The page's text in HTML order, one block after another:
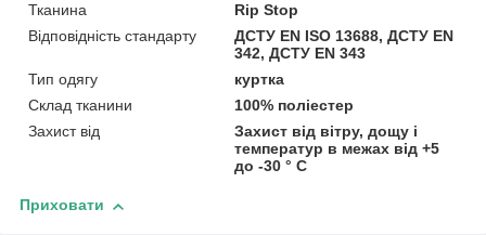
Тканина
Rip Stop
Відповідність стандарту
ДСТУ EN ISO 13688, ДСТУ EN
342, ДСТУ EN 343
Тип одягу
куртка
Склад тканини
100% поліестер
Захист від
Захист від вітру, дощу і
температур в межах від +5
до -30 ° С
Приховати